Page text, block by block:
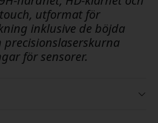
utformat för
inklusive de böjda
precisionslaserskurna
för sensorer.